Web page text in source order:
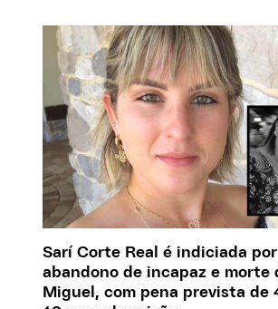
Sarí Corte Real é indiciada por
abandono de incapaz e morte
Miguel, com pena prevista de